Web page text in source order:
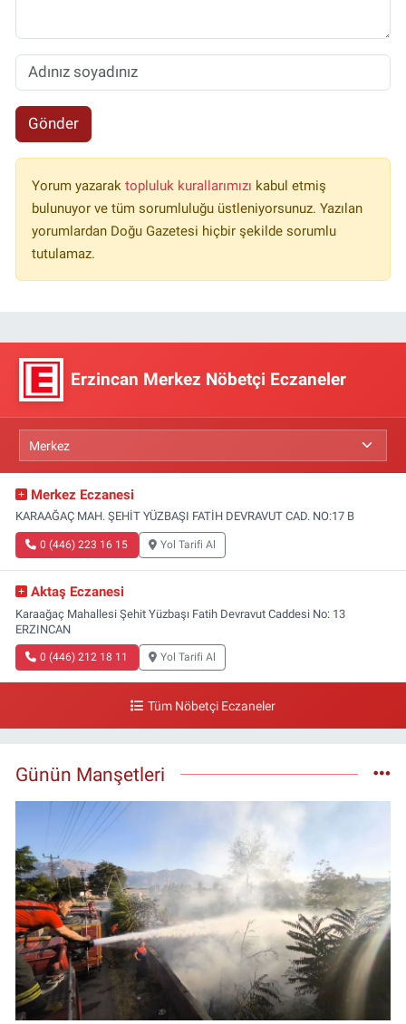
Gönder
Yorum yazarak topluluk kurallarımızı kabul etmiş
bulunuyor ve tüm sorumluluğu üstleniyorsunuz. Yazılan
yorumlardan Doğu Gazetesi hiçbir şekilde sorumlu
tutulamaz.
Erzincan Merkez Nöbetçi Eczaneler
Merkez Eczanesi
KARAAĞAÇ MAH. ŞEHİT YÜZBAŞI FATİH DEVRAVUT CAD. NO:17 B
0 (446) 223 16 15 Yol Tarifi Al
Aktaş Eczanesi
Karaağaç Mahallesi Şehit Yüzbaşı Fatih Devravut Caddesi No: 13
ERZINCAN
0 (446) 212 18 11 Yol Tarifi Al
Tüm Nöbetçi Eczaneler
Günün Manşetleri